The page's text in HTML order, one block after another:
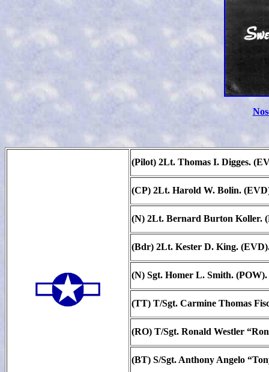
(Pilot) 2Lt. Thomas I. Digges.
(CP) 2Lt. Harold W. Bolin.
(N) 2Lt. Bernard Burton Koller.
(Bdr) 2Lt. Kester D. King.
(N) Sgt. Homer L. Smith. (POW).
(TT) T/Sgt. Carmine Thomas
(RO) T/Sgt. Ronald Westler
(BT) S/Sgt. Anthony Angelo